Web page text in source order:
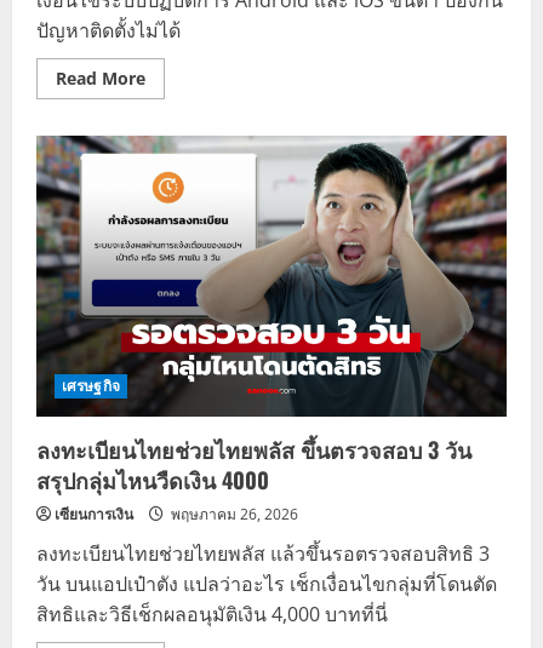
ปัญหาติดตั้งไม่ได้
Read MoreRead
more
ป
เป๋า
ตัง
เวอร์ชัน
ล่าสุด
มือ
ถือ
รุ่น
ไหน
รองรับ
เช็ก
เงื่อนไข
อัปเดต
ที่
นี่
เศรษฐกิจ
ลงทะเบียนไทยช่วยไทยพลัส ขึ้นตรวจสอบ 3 วัน
สรุปกลุ่มไหนวืดเงิน 4000
เซียนการเงิน พฤษภาคม 26, 2026
ลงทะเบียนไทยช่วยไทยพลัส แล้วขึ้นรอตรวจสอบสิทธิ 3
วัน บนแอปเป๋าตัง แปลว่าอะไร เช็กเงื่อนไขกลุ่มที่โดนตัด
สิทธิและวิธีเช็กผลอนุมัติเงิน 4,000 บาทที่นี่